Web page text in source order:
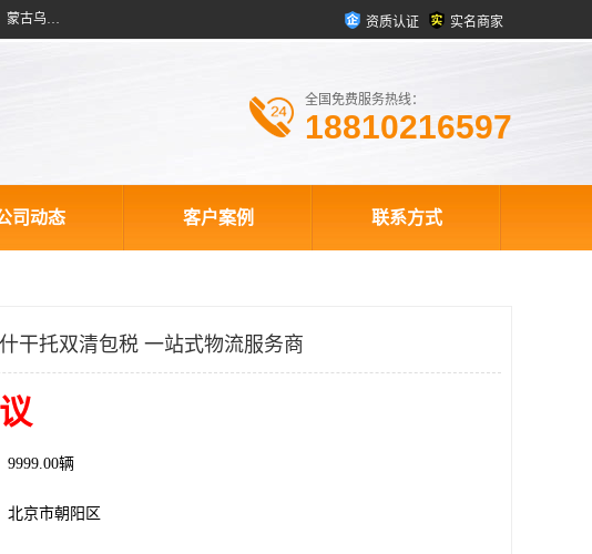
北京跃瑞航星国际货运代理有限公司是一家北京到蒙古乌兰巴托物流专线公司，主营业务：蒙古乌兰巴托空运专线、蒙古乌兰巴托汽运专线、蒙古乌兰巴托散货拼箱、蒙古乌兰巴托双清包税、蒙古乌兰巴托铁路运输等运输服务。以北京为中心服务于全国各地，运输能力及代理网络覆盖蒙古、俄罗斯、中亚五国各主要城市及站点。 资质认证 实名商家
全国免费服务热线：
18810216597
司动态 客户案例 联系方式
干托双清包税 一站式物流服务商
9999.00辆
北京市朝阳区